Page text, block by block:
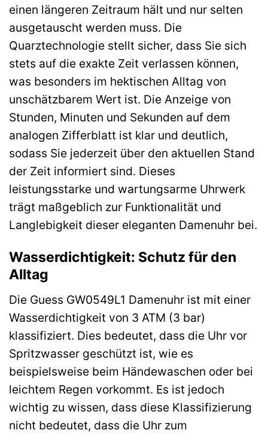
einen längeren Zeitraum hält und nur selten
ausgetauscht werden muss. Die
Quarztechnologie stellt sicher, dass Sie sich
stets auf die exakte Zeit verlassen können,
was besonders im hektischen Alltag von
unschätzbarem Wert ist. Die Anzeige von
Stunden, Minuten und Sekunden auf dem
analogen Zifferblatt ist klar und deutlich,
sodass Sie jederzeit über den aktuellen Stand
der Zeit informiert sind. Dieses
leistungsstarke und wartungsarme Uhrwerk
trägt maßgeblich zur Funktionalität und
Langlebigkeit dieser eleganten Damenuhr bei.
Wasserdichtigkeit: Schutz für den
Alltag
Die Guess GW0549L1 Damenuhr ist mit einer
Wasserdichtigkeit von 3 ATM (3 bar)
klassifiziert. Dies bedeutet, dass die Uhr vor
Spritzwasser geschützt ist, wie es
beispielsweise beim Händewaschen oder bei
leichtem Regen vorkommt. Es ist jedoch
wichtig zu wissen, dass diese Klassifizierung
nicht bedeutet, dass die Uhr zum